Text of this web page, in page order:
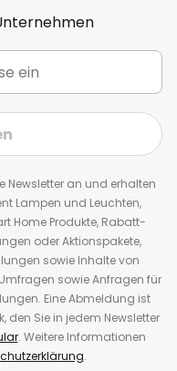
Newsletter an und erhalten
Lampen und Leuchten,
Home Produkte, Rabatt-
oder Aktionspakete,
sowie Inhalte von
sowie Anfragen für
Eine Abmeldung ist
den Sie in jedem Newsletter
. Weitere Informationen
.